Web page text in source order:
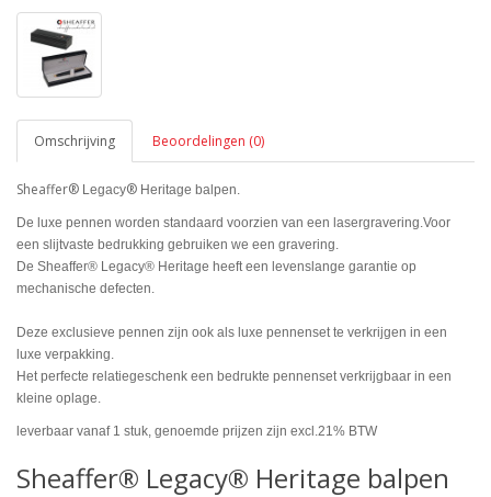
Omschrijving Beoordelingen (0)
Sheaffer® Legacy® Heritage balpen.
De luxe pennen worden standaard voorzien van een lasergravering.Voor
een slijtvaste bedrukking gebruiken we een gravering.
De Sheaffer® Legacy® Heritage heeft een levenslange garantie op
mechanische defecten.
Deze exclusieve pennen zijn ook als luxe pennenset te verkrijgen in een
luxe verpakking.
Het perfecte relatiegeschenk een bedrukte pennenset verkrijgbaar in een
kleine oplage.
leverbaar vanaf 1 stuk, genoemde prijzen zijn excl.21% BTW
Sheaffer® Legacy® Heritage balpen